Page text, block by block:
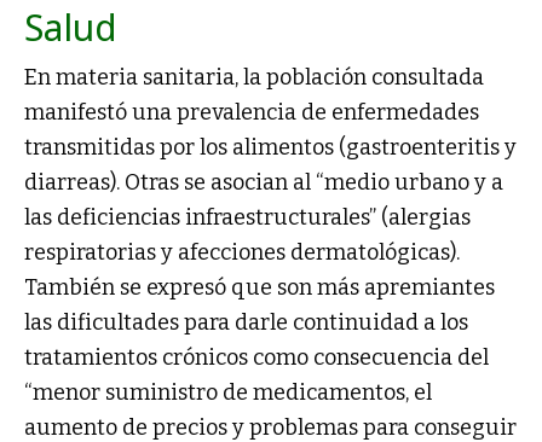
Salud
En materia sanitaria, la población consultada
manifestó una prevalencia de enfermedades
transmitidas por los alimentos (gastroenteritis y
diarreas). Otras se asocian al “medio urbano y a
las deficiencias infraestructurales” (alergias
respiratorias y afecciones dermatológicas).
También se expresó que son más apremiantes
las dificultades para darle continuidad a los
tratamientos crónicos como consecuencia del
“menor suministro de medicamentos, el
aumento de precios y problemas para conseguir